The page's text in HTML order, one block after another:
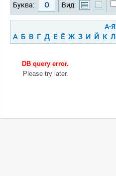
Буква: О Вид:
А-Я
А Б В Г Д Е Ё Ж З И Й К Л
DB query error.
Please try later.